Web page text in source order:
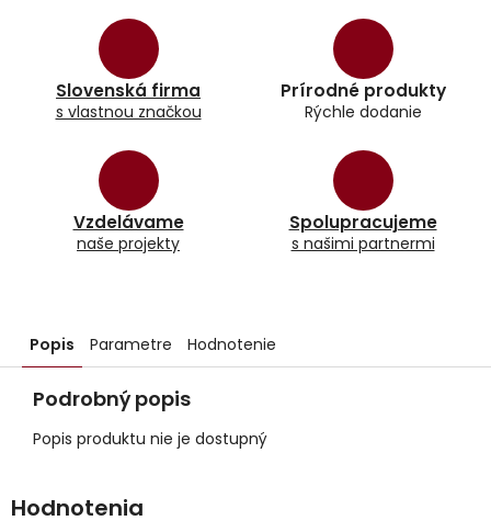
Slovenská firma
s vlastnou značkou
Prírodné produkty
Rýchle dodanie
Vzdelávame
naše projekty
Spolupracujeme
s našimi partnermi
Popis Parametre Hodnotenie
Podrobný popis
Popis produktu nie je dostupný